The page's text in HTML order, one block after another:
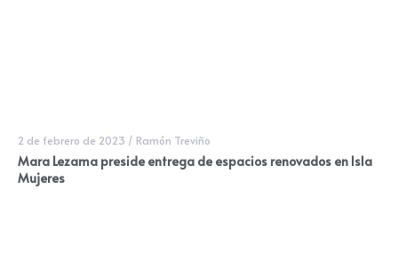
2 de febrero de 2023 / Ramón Treviño
Mara Lezama preside entrega de espacios renovados en Isla
Mujeres